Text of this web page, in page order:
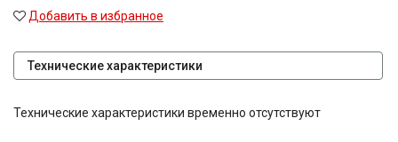
Добавить в избранное
Технические характеристики
Технические характеристики временно отсутствуют